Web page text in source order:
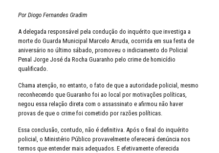
Por Diogo Fernandes Gradim
A delegada responsável pela condução do inquérito que investiga a
morte do Guarda Municipal Marcelo Arruda, ocorrida em sua festa de
aniversário no último sábado, promoveu o indiciamento do Policial
Penal Jorge José da Rocha Guaranho pelo crime de homicídio
qualificado.
Chama atenção, no entanto, o fato de que a autoridade policial, mesmo
reconhecendo que Guaranho foi ao local por motivações políticas,
negou essa relação direta com o assassinato e afirmou não haver
provas de que o crime foi cometido por razões políticas.
Essa conclusão, contudo, não é definitiva. Após o final do inquérito
policial, o Ministério Público provavelmente oferecerá denúncia nos
termos que entender mais adequados. E efetivamente oferecida